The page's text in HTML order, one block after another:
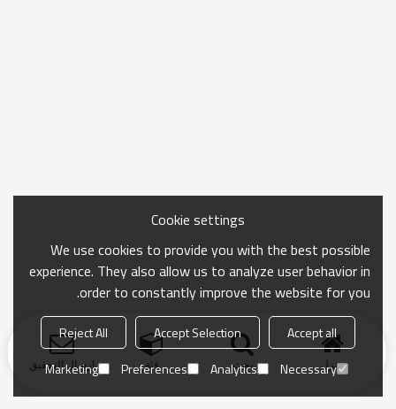
منزل بحث فئة ارسال التحقيق
Cookie settings
We use cookies to provide you with the best possible
experience. They also allow us to analyze user behavior in
order to constantly improve the website for you.
Accept all
Accept Selection
Reject All
Necessary
Analytics
Preferences
Marketing